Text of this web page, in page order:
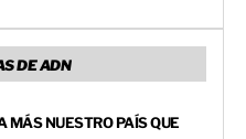
DE ADN
MÁS NUESTRO PAÍS QUE